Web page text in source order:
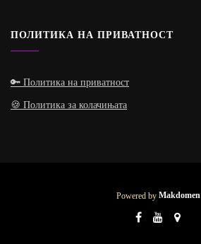
ПОЛИТИКА НА ПРИВАТНОСТ
🔑 Политика на приватност
🍪 Политика за колачињата
Powered by Makdomen